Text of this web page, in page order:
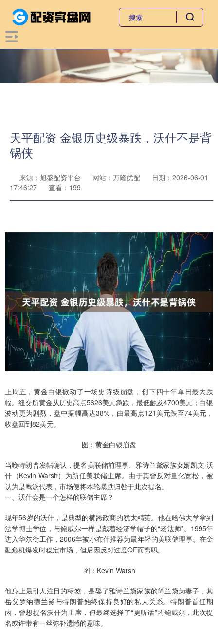
天平配资 金银历史级暴跌，沃什不是背
锅侠
来源：旭盛配资平台 网站：万隆优配
日期：2026-06-01
17:46:27
查看：199
上周五，黄金白银掀动了一场史诗级崩盘，创下四十年单日最大跌
幅。纽交所黄金从历史高点5626美元急跌，最低触及4700美元；白银
波动更为剧烈，盘中振幅高达38%，由最高点121美元跌至74美元，
收盘回到82美元。
图：黄金白银崩盘
当晚特朗普发帖确认，提名美联储前理事、雅诗兰黛家族女婿凯文·沃
什（Kevin Warsh）为新任美联储主席。由于其曾反对量化宽松，被
认为是鹰派代表，市场便将本轮暴跌归咎于此次提名。
一、沃什会是一个怎样的联储主席？
现年56岁的沃什，是典型的横跨政商的犹太精英。他在哈佛大学拿到
法学博士学位，与鲍威尔一样是戴着经济学帽子的“老法师”。1995年
进入华尔街工作，2006年被小布什推荐为最年轻的美联储理事。在金
融危机爆发时稳定市场，但后因反对过度QE而离职。
图：Kevin Warsh
他身上最引人注目的标签，是娶了雅诗兰黛家族的简兰黛为妻子，其
岳父罗纳德兰黛与特朗普始终保持良好的私人关系。特朗普首任期
内，曾想提名沃什为主席，但最终选择了“更听话”的鲍威尔，此次提
名或许带有一丝弥补遗憾的意味。